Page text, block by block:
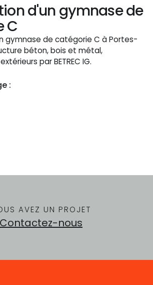
d'un gymnase de
C
gymnase de catégorie C à Portes-
béton, bois et métal,
par BETREC IG.
:
AVEZ UN PROJET
Contactez-nous